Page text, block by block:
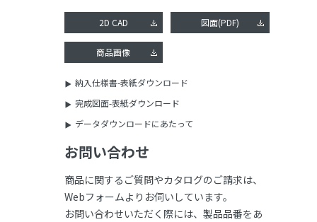
2D CAD 図面(PDF)
商品画像
納入仕様書-表紙ダウンロード
完成図面-表紙ダウンロード
データダウンロードにあたって
お問い合わせ
商品に関するご質問やカタログのご請求は、
Webフォームよりお伺いしています。
お問い合わせいただく際には、製品品番をあ